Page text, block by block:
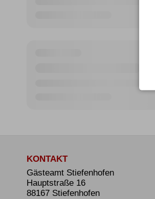
KONTAKT
Gästeamt Stiefenhofen
Hauptstraße 16
88167 Stiefenhofen